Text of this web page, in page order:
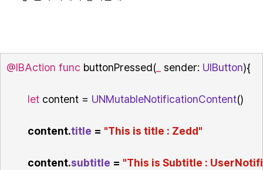
@IBAction func buttonPressed( sender: UIButton){
let content = UNMutableNotificationContent()
content.title = "This is title : Zedd"
content.subtitle = "This is Subtitle :